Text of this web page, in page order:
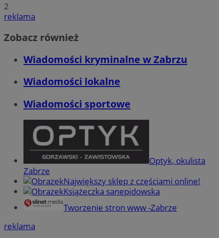
2
reklama
Zobacz również
Wiadomości kryminalne w Zabrzu
Wiadomości lokalne
Wiadomości sportowe
Optyk, okulista
Zabrze
Największy sklep z częściami online!
Książeczka sanepidowska
Tworzenie stron www -Zabrze
reklama